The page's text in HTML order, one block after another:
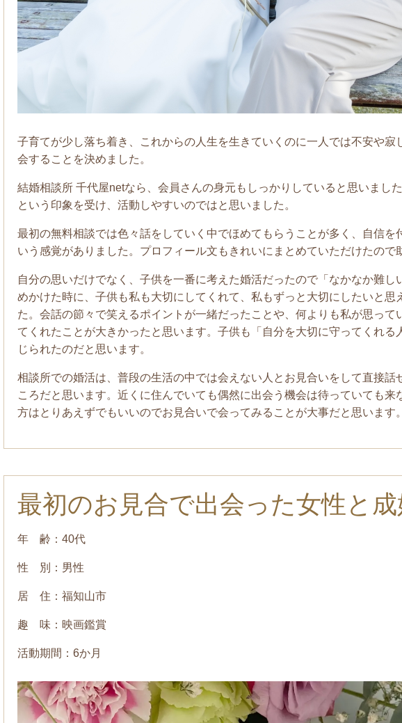
子育てが少し落ち着き、これからの人生を生きていくのに一人では不安や寂
会することを決めました。
結婚相談所 千代屋netなら、会員さんの身元もしっかりしていると思いまし
という印象を受け、活動しやすいのではと思いました。
最初の無料相談では色々話をしていく中でほめてもらうことが多く、自信を
いう感覚がありました。プロフィール文もきれいにまとめていただけたので
自分の思いだけでなく、子供を一番に考えた婚活だったので「なかなか難
めかけた時に、子供も私も大切にしてくれて、私もずっと大切にしたいと思
た。会話の節々で笑えるポイントが一緒だったことや、何よりも私が思って
てくれたことが大きかったと思います。子供も「自分を大切に守ってくれる
じられたのだと思います。
相談所での婚活は、普段の生活の中では会えない人とお見合いをして直接話
ころだと思います。近くに住んでいても偶然に出会う機会は待っていても来
方はとりあえずでもいいのでお見合いで会ってみることが大事だと思います。
最初のお見合で出会った女性と成
年 齢：40代
性 別：男性
居 住：福知山市
趣 味：映画鑑賞
活動期間：6か月